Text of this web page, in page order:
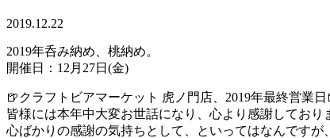
2019.12.22
2019年呑み納め、桃納め。
開催日：12月27日(金)
🍺クラフトビアマーケット 虎ノ門店、2019年最終営業日
皆様には本年中大変お世話になり、心より感謝しており
心ばかりの感謝の気持ちとして、といってはなんですが